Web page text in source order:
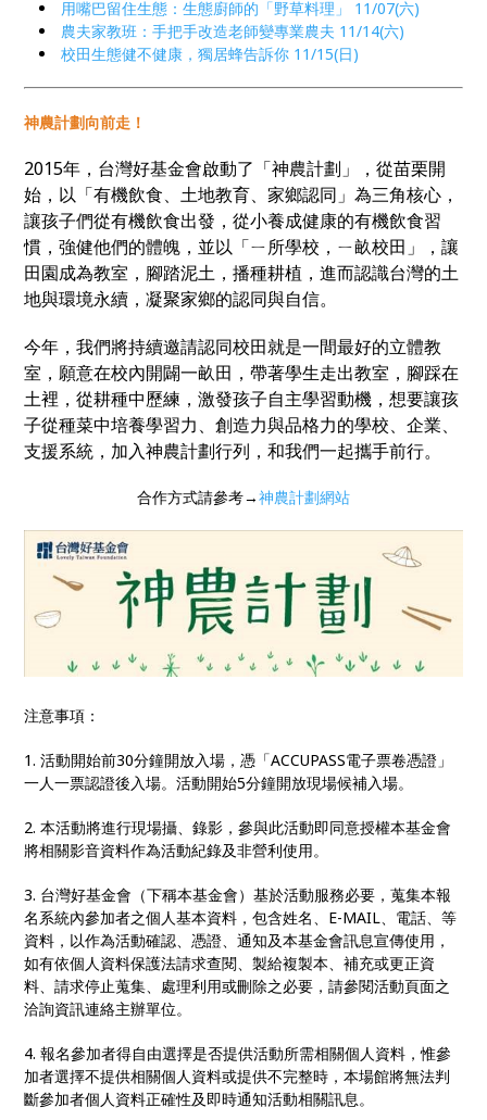
用嘴巴留住生態：生態廚師的「野草料理」 11/07(六)
農夫家教班：手把手改造老師變專業農夫 11/14(六)
校田生態健不健康，獨居蜂告訴你 11/15(日)
神農計劃向前走！
2015年，台灣好基金會啟動了「神農計劃」，從苗栗開
始，以「有機飲食、土地教育、家鄉認同」為三角核心，
讓孩子們從有機飲食出發，從小養成健康的有機飲食習
慣，強健他們的體魄，並以「ㄧ所學校，ㄧ畝校田」，讓
田園成為教室，腳踏泥土，播種耕植，進而認識台灣的土
地與環境永續，凝聚家鄉的認同與自信。
今年，我們將持續邀請認同校田就是一間最好的立體教
室，願意在校內開闢一畝田，帶著學生走出教室，腳踩在
土裡，從耕種中歷練，激發孩子自主學習動機，想要讓孩
子從種菜中培養學習力、創造力與品格力的學校、企業、
支援系統，加入神農計劃行列，和我們一起攜手前行。
合作方式請參考→神農計劃網站
注意事項：
1. 活動開始前30分鐘開放入場，憑「ACCUPASS電子票卷憑證」
一人一票認證後入場。活動開始5分鐘開放現場候補入場。
2. 本活動將進行現場攝、錄影，參與此活動即同意授權本基金會
將相關影音資料作為活動紀錄及非營利使用。
3. 台灣好基金會（下稱本基金會）基於活動服務必要，蒐集本報
名系統內參加者之個人基本資料，包含姓名、E-MAIL、電話、等
資料，以作為活動確認、憑證、通知及本基金會訊息宣傳使用，
如有依個人資料保護法請求查閱、製給複製本、補充或更正資
料、請求停止蒐集、處理利用或刪除之必要，請參閱活動頁面之
洽詢資訊連絡主辦單位。
4. 報名參加者得自由選擇是否提供活動所需相關個人資料，惟參
加者選擇不提供相關個人資料或提供不完整時，本場館將無法判
斷參加者個人資料正確性及即時通知活動相關訊息。